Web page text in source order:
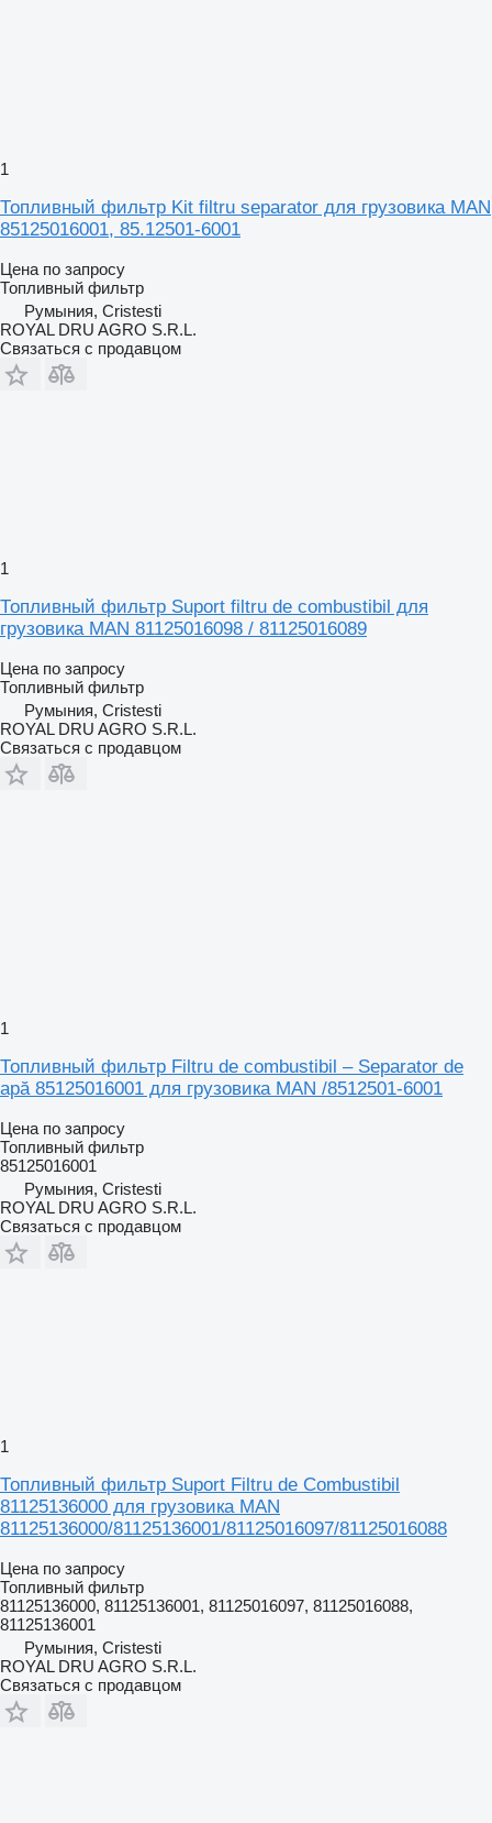
1
Топливный фильтр Kit filtru separator для грузовика MAN
85125016001, 85.12501-6001
Цена по запросу
Топливный фильтр
Румыния, Cristesti
ROYAL DRU AGRO S.R.L.
Связаться с продавцом
1
Топливный фильтр Suport filtru de combustibil для
грузовика MAN 81125016098 / 81125016089
Цена по запросу
Топливный фильтр
Румыния, Cristesti
ROYAL DRU AGRO S.R.L.
Связаться с продавцом
1
Топливный фильтр Filtru de combustibil – Separator de
apă 85125016001 для грузовика MAN /8512501-6001
Цена по запросу
Топливный фильтр
85125016001
Румыния, Cristesti
ROYAL DRU AGRO S.R.L.
Связаться с продавцом
1
Топливный фильтр Suport Filtru de Combustibil
81125136000 для грузовика MAN
81125136000/81125136001/81125016097/81125016088
Цена по запросу
Топливный фильтр
81125136000, 81125136001, 81125016097, 81125016088,
81125136001
Румыния, Cristesti
ROYAL DRU AGRO S.R.L.
Связаться с продавцом